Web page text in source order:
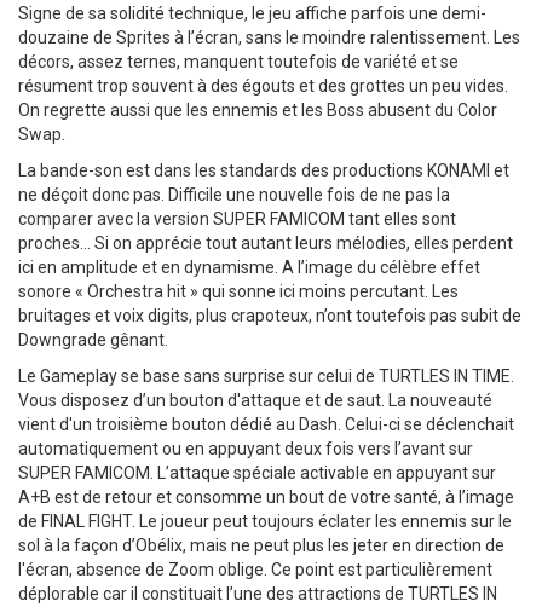
Signe de sa solidité technique, le jeu affiche parfois une demi-
douzaine de Sprites à l’écran, sans le moindre ralentissement. Les
décors, assez ternes, manquent toutefois de variété et se
résument trop souvent à des égouts et des grottes un peu vides.
On regrette aussi que les ennemis et les Boss abusent du Color
Swap.
La bande-son est dans les standards des productions KONAMI et
ne déçoit donc pas. Difficile une nouvelle fois de ne pas la
comparer avec la version SUPER FAMICOM tant elles sont
proches… Si on apprécie tout autant leurs mélodies, elles perdent
ici en amplitude et en dynamisme. A l’image du célèbre effet
sonore « Orchestra hit » qui sonne ici moins percutant. Les
bruitages et voix digits, plus crapoteux, n’ont toutefois pas subit de
Downgrade gênant.
Le Gameplay se base sans surprise sur celui de TURTLES IN TIME.
Vous disposez d’un bouton d'attaque et de saut. La nouveauté
vient d'un troisième bouton dédié au Dash. Celui-ci se déclenchait
automatiquement ou en appuyant deux fois vers l’avant sur
SUPER FAMICOM. L’attaque spéciale activable en appuyant sur
A+B est de retour et consomme un bout de votre santé, à l’image
de FINAL FIGHT. Le joueur peut toujours éclater les ennemis sur le
sol à la façon d’Obélix, mais ne peut plus les jeter en direction de
l'écran, absence de Zoom oblige. Ce point est particulièrement
déplorable car il constituait l’une des attractions de TURTLES IN